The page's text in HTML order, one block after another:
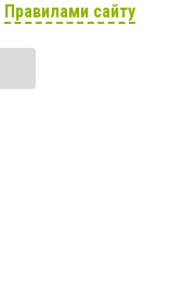
Правилами сайту